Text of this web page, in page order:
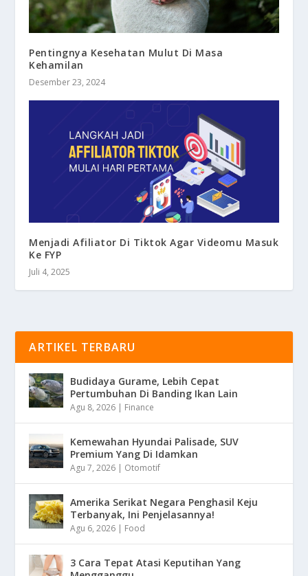
Pentingnya Kesehatan Mulut Di Masa
Kehamilan
Desember 23, 2024
Menjadi Afiliator Di Tiktok Agar Videomu Masuk
Ke FYP
Juli 4, 2025
ARTIKEL TERBARU
Budidaya Gurame, Lebih Cepat
Pertumbuhan Di Banding Ikan Lain
Agu 8, 2026 | Finance
Kemewahan Hyundai Palisade, SUV
Premium Yang Di Idamkan
Agu 7, 2026 | Otomotif
Amerika Serikat Negara Penghasil Keju
Terbanyak, Ini Penjelasannya!
Agu 6, 2026 | Food
3 Cara Tepat Atasi Keputihan Yang